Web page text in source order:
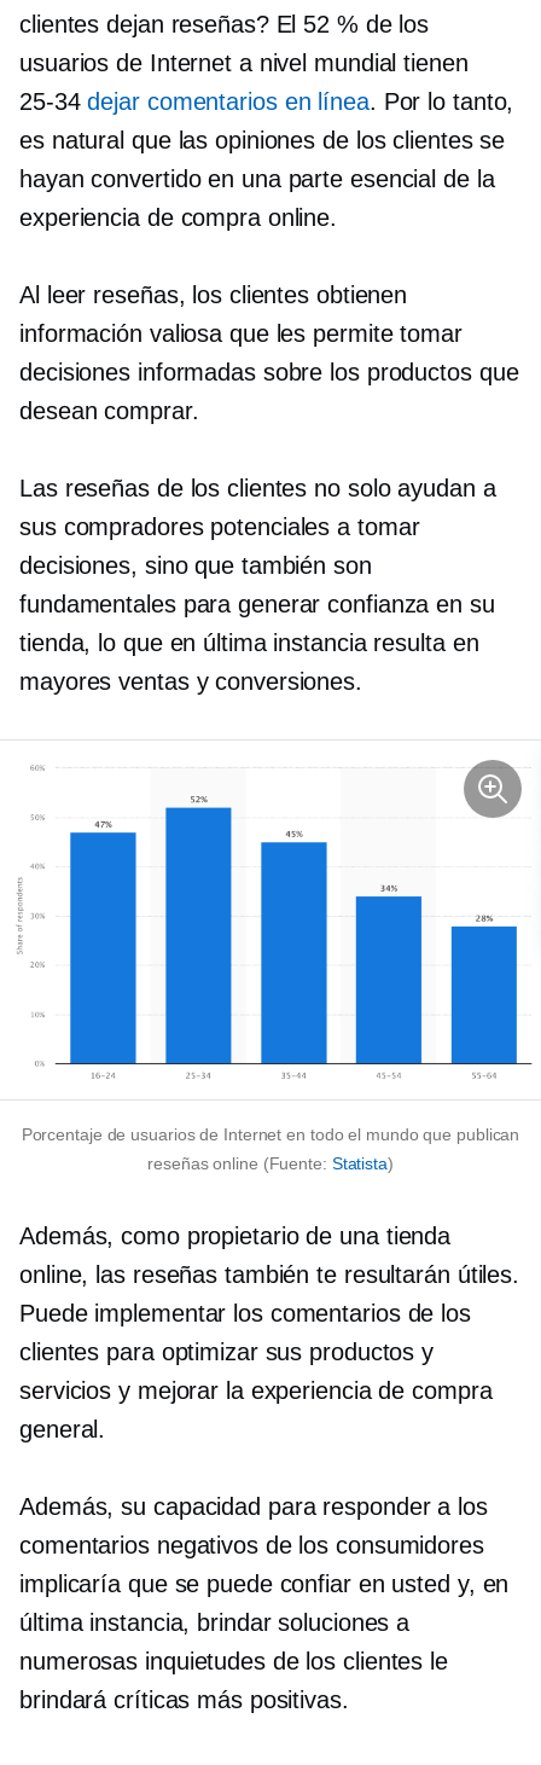
clientes dejan reseñas? El 52 % de los
usuarios de Internet a nivel mundial tienen
25-34 dejar comentarios en línea. Por lo tanto,
es natural que las opiniones de los clientes se
hayan convertido en una parte esencial de la
experiencia de compra online.
Al leer reseñas, los clientes obtienen
información valiosa que les permite tomar
decisiones informadas sobre los productos que
desean comprar.
Las reseñas de los clientes no solo ayudan a
sus compradores potenciales a tomar
decisiones, sino que también son
fundamentales para generar confianza en su
tienda, lo que en última instancia resulta en
mayores ventas y conversiones.
Porcentaje de usuarios de Internet en todo el mundo que publican
reseñas online (Fuente: Statista)
Además, como propietario de una tienda
online, las reseñas también te resultarán útiles.
Puede implementar los comentarios de los
clientes para optimizar sus productos y
servicios y mejorar la experiencia de compra
general.
Además, su capacidad para responder a los
comentarios negativos de los consumidores
implicaría que se puede confiar en usted y, en
última instancia, brindar soluciones a
numerosas inquietudes de los clientes le
brindará críticas más positivas.